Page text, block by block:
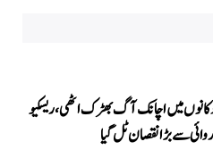
میں اچانک آگ بھڑک اٹھی، ریسکیو
سے بڑا نقصان ٹل گیا